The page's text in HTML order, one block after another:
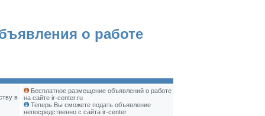
о работе
в
Бесплатное размещение объявлений о работе
на сайте ir-center.ru
Теперь Вы сможете подать объявление
непосредственно с сайта ir-center